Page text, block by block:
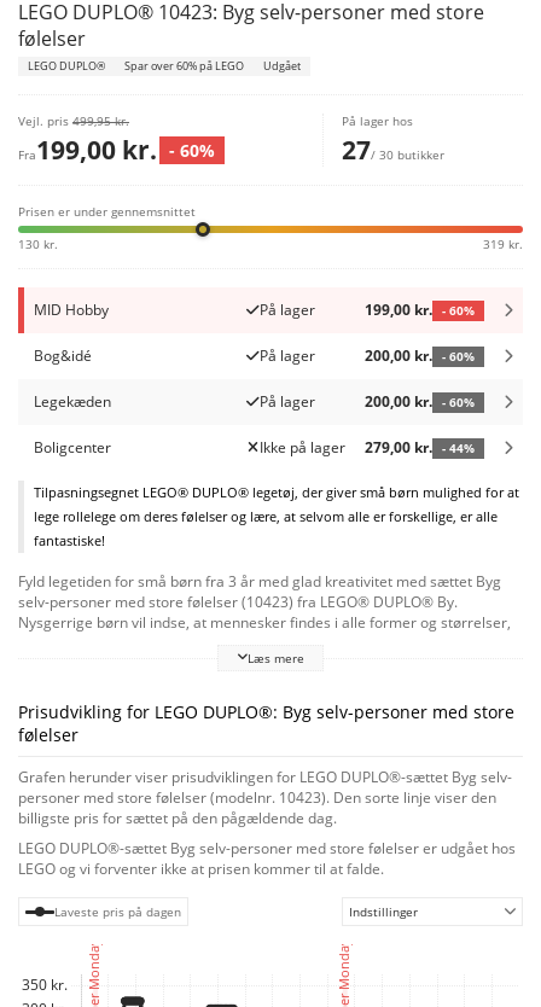
LEGO DUPLO® 10423: Byg selv-personer med store
følelser
LEGO DUPLO® Spar over 60% på LEGO Udgået
Vejl. pris 499,95 kr.
Fra199,00 kr. - 60%
På lager hos
27/ 30 butikker
Prisen er under gennemsnittet
130 kr. 319 kr.
MID Hobby På lager 199,00 kr. - 60%
Bog&idé På lager 200,00 kr. - 60%
Legekæden På lager 200,00 kr. - 60%
Boligcenter Ikke på lager 279,00 kr. - 44%
Tilpasningsegnet LEGO® DUPLO® legetøj, der giver små børn mulighed for at
lege rollelege om deres følelser og lære, at selvom alle er forskellige, er alle
fantastiske!
Fyld legetiden for små børn fra 3 år med glad kreativitet med sættet Byg
selv-personer med store følelser (10423) fra LEGO® DUPLO® By.
Nysgerrige børn vil indse, at mennesker findes i alle former og størrelser,
alle ser meget forskellige ud, kan vi alle være venner. Børn kan bygge og
med hår og 1 undervogn. Børns fantasi flyder frit, når de blander og
matcher legetøjets kroppe, ben, ansigter og hår og skaber et endeløst
galleri af venlige karakterer. Med 10 forskellige ansigtsklodser kan de
er også perfekt til at starte samtaler mellem voksne og børn om, hvordan
alle er fantastiske og forskellige! Byggelegetøjet indeholder farvede
klodser med interessante former, der er spændende for små fingre at
udforske, og som giver de mindste ubegrænset kreativitet mellem
hænderne.
Læs mere
Prisudvikling for LEGO DUPLO®: Byg selv-personer med store
følelser
Grafen herunder viser prisudviklingen for LEGO DUPLO®-sættet Byg selv-
personer med store følelser (modelnr. 10423). Den sorte linje viser den
billigste pris for sættet på den pågældende dag.
LEGO DUPLO®-sættet Byg selv-personer med store følelser er udgået hos
LEGO og vi forventer ikke at prisen kommer til at falde.
Laveste pris på dagen Indstillinger